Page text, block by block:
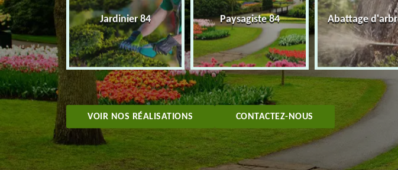
84 Jardinier 84 Paysagiste 84 Abattage
VOIR NOS RÉALISATIONS CONTACTEZ-NOUS